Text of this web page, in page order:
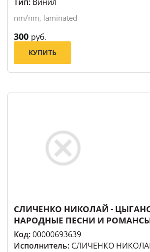
nm/nm, laminated
300 руб.
КУПИТЬ
СЛИЧЕНКО НИКОЛАЙ -
НАРОДНЫЕ ПЕСНИ И
Код:00000693639
Исполнитель: СЛИЧЕНКО